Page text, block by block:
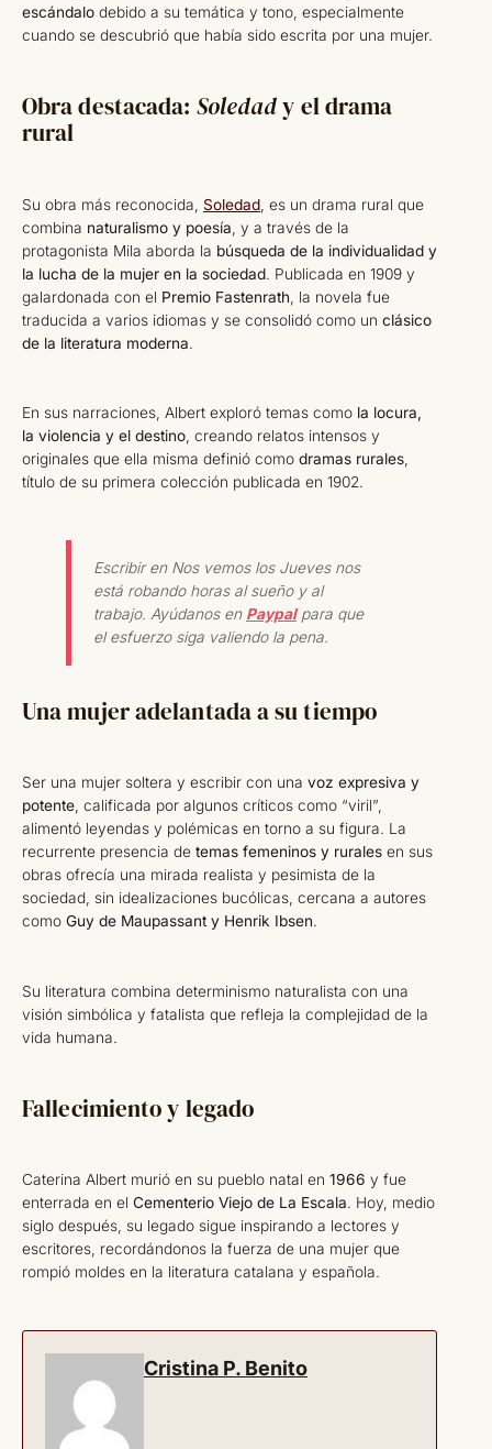
escándalo debido a su temática y tono, especialmente
cuando se descubrió que había sido escrita por una mujer.
Obra destacada: Soledady el drama
rural
Su obra más reconocida, Soledad , es un drama rural que
combina naturalismo y poesía , y a través de la
protagonista Mila aborda la búsqueda de la individualidad y
la lucha de la mujer en la sociedad. Publicada en 1909 y
galardonada con el Premio Fastenrath , la novela fue
traducida a varios idiomas y se consolidó como un clásico
de la literatura moderna.
En sus narraciones, Albert exploró temas como la locura,
la violencia y el destino , creando relatos intensos y
originales que ella misma definió como dramas rurales
título de su primera colección publicada en 1902.
Escribir en Nos vemos los Jueves nos
está robando horas al sueño y al
trabajo. Ayúdanos en Paypalpara que
el esfuerzo siga valiendo la pena.
Una mujer adelantada a su tiempo
Ser una mujer soltera y escribir con una voz expresiva y
potente, calificada por algunos críticos como “viril”,
alimentó leyendas y polémicas en torno a su figura. La
recurrente presencia de temas femeninos y rurales en sus
obras ofrecía una mirada realista y pesimista de la
sociedad, sin idealizaciones bucólicas, cercana a autores
como Guy de Maupassant y Henrik Ibsen.
Su literatura combina determinismo naturalista con una
visión simbólica y fatalista que refleja la complejidad de la
vida humana.
Fallecimiento y legado
Caterina Albert murió en su pueblo natal en 1966 y fue
enterrada en el Cementerio Viejo de La Escala. Hoy, medio
siglo después, su legado sigue inspirando a lectores y
escritores, recordándonos la fuerza de una mujer que
rompió moldes en la literatura catalana y española.
Cristina P. Benito